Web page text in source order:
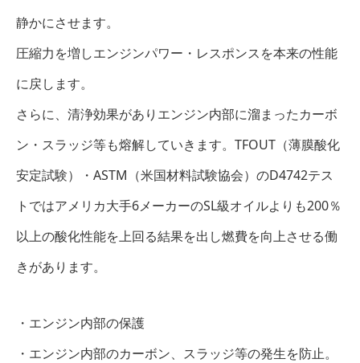
静かにさせます。
圧縮力を増しエンジンパワー・レスポンスを本来の性能
に戻します。
さらに、清浄効果がありエンジン内部に溜まったカーボ
ン・スラッジ等も熔解していきます。TFOUT（薄膜酸化
安定試験）・ASTM（米国材料試験協会）のD4742テス
トではアメリカ大手6メーカーのSL級オイルよりも200％
以上の酸化性能を上回る結果を出し燃費を向上させる働
きがあります。
・エンジン内部の保護
・エンジン内部のカーボン、スラッジ等の発生を防止。